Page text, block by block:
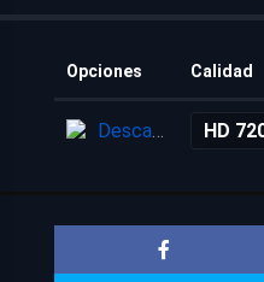
Opciones Calidad
Descarga HD